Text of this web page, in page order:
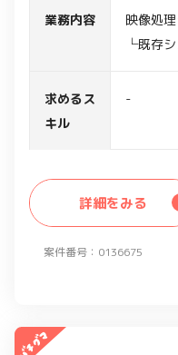
案件番号：0136675
業務内容
映像処
└既存
・
求めるス
キル
-
詳細をみる